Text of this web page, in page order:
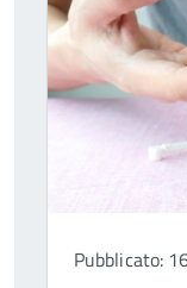
Pubblicato: